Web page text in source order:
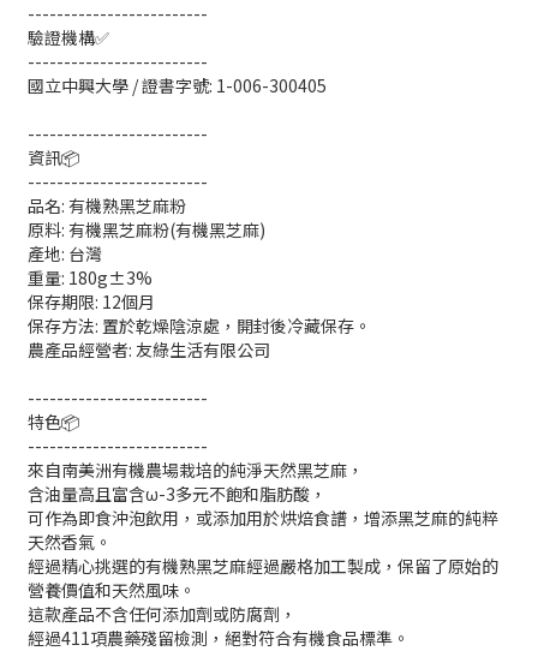
-------------------------
驗證機構✅
-------------------------
國立中興大學 / 證書字號: 1-006-300405
-------------------------
資訊📦
-------------------------
品名: 有機熟黑芝麻粉
原料: 有機黑芝麻粉(有機黑芝麻)
產地: 台灣
重量: 180g±3%
保存期限: 12個月
保存方法: 置於乾燥陰涼處，開封後冷藏保存。
農產品經營者: 友綠生活有限公司
-------------------------
特色📦
-------------------------
來自南美洲有機農場栽培的純淨天然黑芝麻，
含油量高且富含ω-3多元不飽和脂肪酸，
可作為即食沖泡飲用，或添加用於烘焙食譜，增添黑芝麻的純粹
天然香氣。
經過精心挑選的有機熟黑芝麻經過嚴格加工製成，保留了原始的
營養價值和天然風味。
這款產品不含任何添加劑或防腐劑，
經過411項農藥殘留檢測，絕對符合有機食品標準。